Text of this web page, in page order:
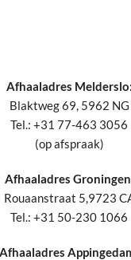
Afhaaladres Melderslo:
Blaktweg 69, 5962 NG
Tel.: +31 77-463 3056
(op afspraak)
Afhaaladres
Rouaanstraat 5,9723
Tel.: +31 50-230 1066
Afhaaladres